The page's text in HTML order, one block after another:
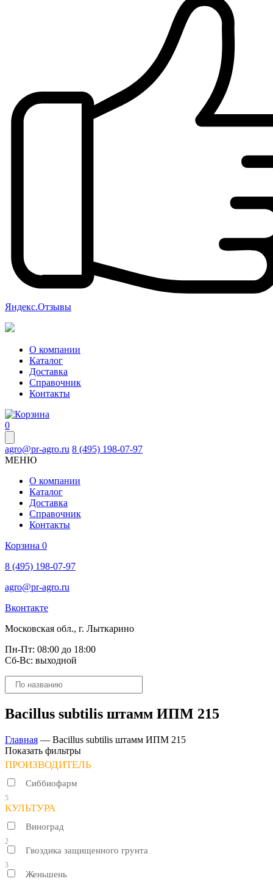
Яндекс.Отзывы
О компании
Каталог
Доставка
Справочник
Контакты
0
agro@pr-agro.ru 8 (495) 198-07-97
МЕНЮ
О компании
Каталог
Доставка
Справочник
Контакты
Корзина 0
8 (495) 198-07-97
agro@pr-agro.ru
Вконтакте
Московская обл., г. Лыткарино
Пн-Пт: 08:00 до 18:00
Сб-Вс: выходной
Поиск
товаров
Bacillus subtilis штамм ИПМ 215
Главная — Bacillus subtilis штамм ИПМ 215
Показать фильтры
ПРОИЗВОДИТЕЛЬ
Сиббиофарм
5
КУЛЬТУРА
Виноград
2
Гвоздика защищенного грунта
3
Женьшень